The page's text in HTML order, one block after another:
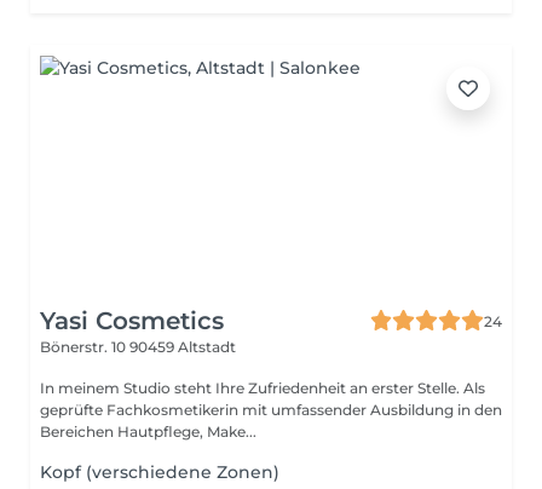
Yasi Cosmetics
24
Bönerstr. 10 90459 Altstadt
In meinem Studio steht Ihre Zufriedenheit an erster Stelle. Als
geprüfte Fachkosmetikerin mit umfassender Ausbildung in den
Bereichen Hautpflege, Make...
Kopf (verschiedene Zonen)